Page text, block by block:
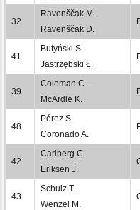
32
Ravenščak M.
Ravenščak D.
41
Butyński S.
Jastrzębski Ł.
39
Coleman C.
McArdle K.
48
Pérez S.
Coronado A.
42
Carlberg C.
Eriksen J.
43
Schulz T.
Wenzel M.